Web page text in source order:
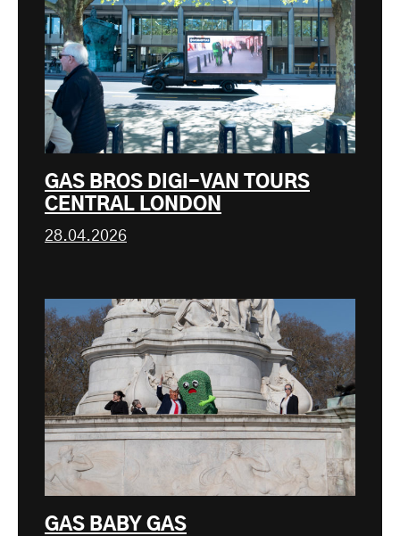
GAS BROS DIGI-VAN TOURS
CENTRAL LONDON
28.04.2026
GAS BABY GAS